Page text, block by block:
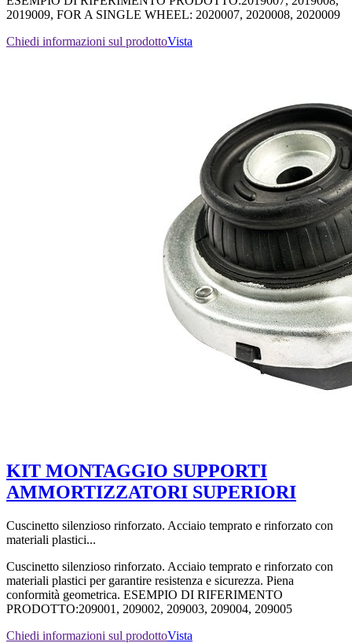
2019009, FOR A SINGLE WHEEL: 2020007, 2020008, 2020009
Chiedi informazioni sul prodottoVista
KIT MONTAGGIO SUPPORTI
AMMORTIZZATORI SUPERIORI
Cuscinetto silenzioso rinforzato. Acciaio temprato e rinforzato con
materiali plastici...
Cuscinetto silenzioso rinforzato. Acciaio temprato e rinforzato con
materiali plastici per garantire resistenza e sicurezza. Piena
conformità geometrica. ESEMPIO DI RIFERIMENTO
PRODOTTO:209001, 209002, 209003, 209004, 209005
Chiedi informazioni sul prodottoVista